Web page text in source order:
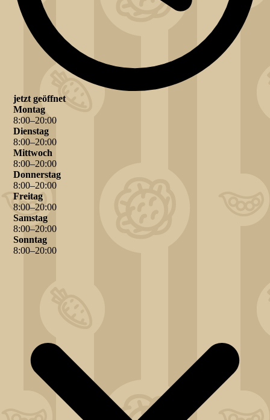
jetzt geöffnet
Montag
8:00–20:00
Dienstag
8:00–20:00
Mittwoch
8:00–20:00
Donnerstag
8:00–20:00
Freitag
8:00–20:00
Samstag
8:00–20:00
Sonntag
8:00–20:00